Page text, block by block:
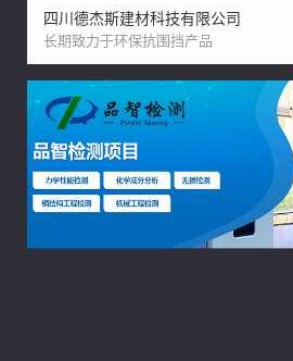
四川德杰斯建材科技有限公司
长期致力于环保抗围挡产品